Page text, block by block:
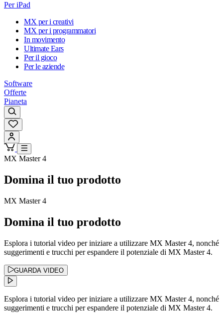
Per iPad
MX per i creativi
MX per i programmatori
In movimento
Ultimate Ears
Per il gioco
Per le aziende
Software
Offerte
Pianeta
MX Master 4
Domina il tuo prodotto
MX Master 4
Domina il tuo prodotto
Esplora i tutorial video per iniziare a utilizzare MX Master 4, nonché
suggerimenti e trucchi per espandere il potenziale di MX Master 4.
GUARDA VIDEO
Esplora i tutorial video per iniziare a utilizzare MX Master 4, nonché
suggerimenti e trucchi per espandere il potenziale di MX Master 4.